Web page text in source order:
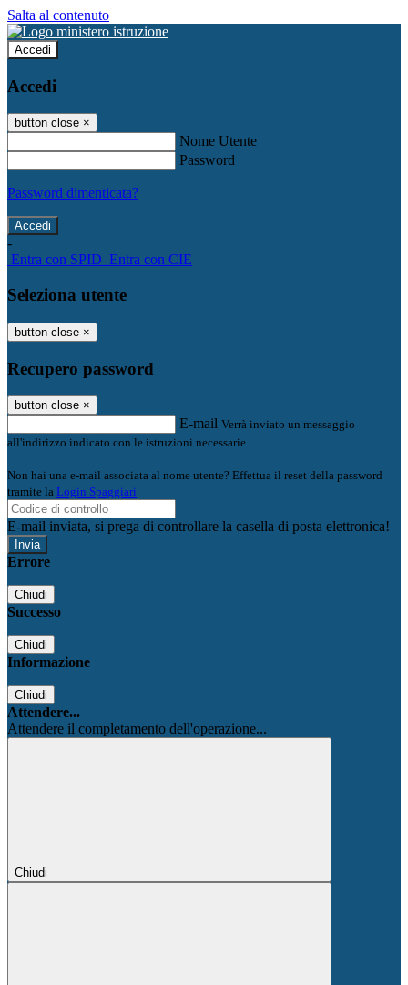
Salta al contenuto
Accedi
Accedi
button close ×
Nome Utente
Password
Password dimenticata?
-
Entra con SPID Entra con CIE
Seleziona utente
button close ×
Recupero password
button close ×
E-mail Verrà inviato un messaggio
all'indirizzo indicato con le istruzioni necessarie.
Non hai una e-mail associata al nome utente? Effettua il reset della password
tramite la Login Spaggiari
E-mail inviata, si prega di controllare la casella di posta elettronica!
Errore
Chiudi
Successo
Chiudi
Informazione
Chiudi
Attendere...
Attendere il completamento dell'operazione...
Chiudi